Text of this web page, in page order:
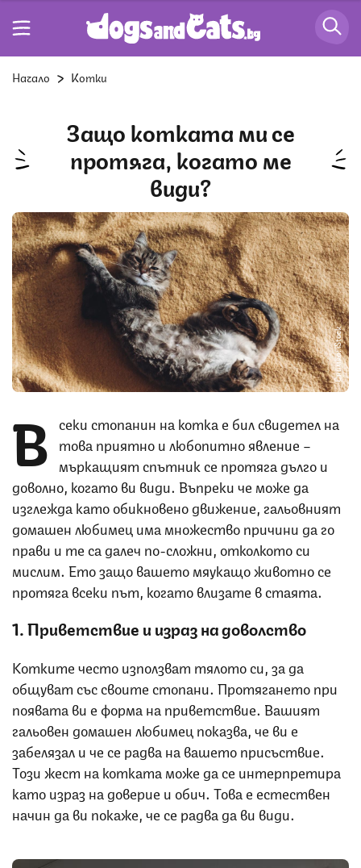
Начало Котки
Защо котката ми се
протяга, когато ме
види?
Снимка: iStock
В секи стопанин на котка е бил свидетел на
това приятно и любопитно явление –
мъркащият спътник се протяга дълго и
доволно, когато ви види. Въпреки че може да
изглежда като обикновено движение, гальовният
домашен любимец има множество причини да го
прави и те са далеч по-сложни, отколкото си
мислим. Ето защо вашето мяукащо животно се
протяга всеки път, когато влизате в стаята.
1. Приветствие и израз на доволство
Котките често използват тялото си, за да
общуват със своите стопани. Протягането при
появата ви е форма на приветствие. Вашият
гальовен домашен любимец показва, че ви е
забелязал и че се радва на вашето присъствие.
Този жест на котката може да се интерпретира
като израз на доверие и обич. Това е естествен
начин да ви покаже, че се радва да ви види.